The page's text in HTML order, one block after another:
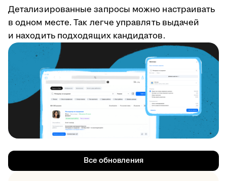
Детализированные запросы можно настраивать
в одном месте. Так легче управлять выдачей
и находить подходящих кандидатов.
Все обновления